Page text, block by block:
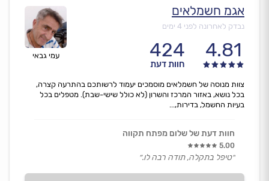
עמי גבאי
אגמ חשמלאים
נבדק לאחרונה לפני 4 ימים
4.81
424
חוות דעת
צוות מנוסה של חשמלאים מוסמכים יעמוד לרשותכם בהתרעה קצרה,
בכל נושא, באזור המרכז והשרון (לא כולל שישי-שבת). מטפלים בכל
בעיות החשמל, בדירות,...
חוות דעת של שלום מפתח תקווה
5.00
״טיפל בתקלה, תודה רבה לו.״